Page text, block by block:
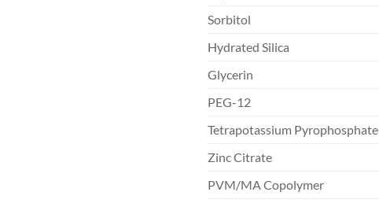
Sorbitol
Hydrated Silica
Glycerin
PEG-12
Tetrapotassium Pyrophosphate
Zinc Citrate
PVM/MA Copolymer